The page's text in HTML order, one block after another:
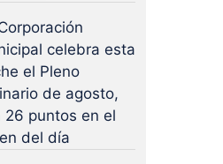
celebra esta
el Pleno
de agosto,
26 puntos en el
del día